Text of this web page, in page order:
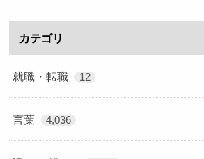
カテゴリ
就職・転職 12
言葉 4,036